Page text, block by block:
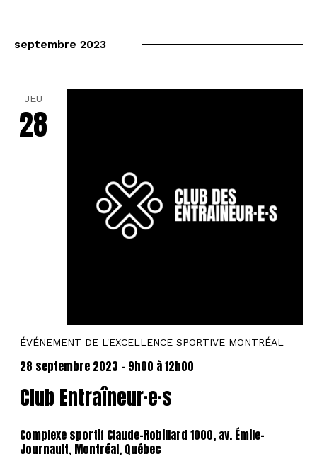
septembre 2023
JEU
28
ÉVÉNEMENT DE L'EXCELLENCE SPORTIVE MONTRÉAL
28 septembre 2023 - 9h00 à12h00
Club Entraîneur·e·s
Complexe sportif Claude-Robillard 1000, av. Émile-
Journault, Montréal, Québec